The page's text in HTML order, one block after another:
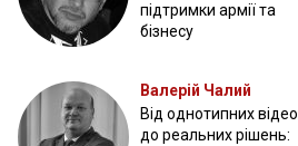
підтримки армії та
бізнесу
Валерій Чалий
Від однотипних відео
до реальних рішень: